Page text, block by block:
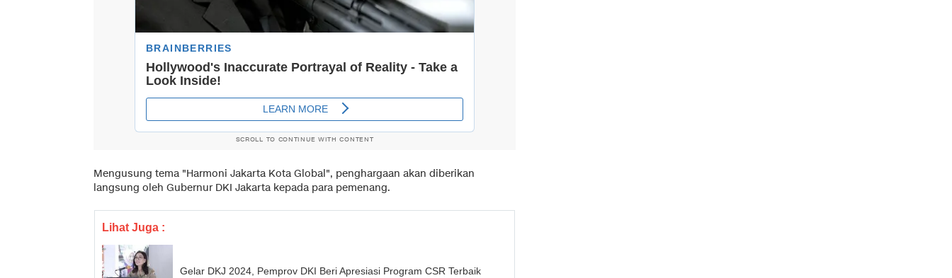
SCROLL TO CONTINUE WITH CONTENT
Mengusung tema "Harmoni Jakarta Kota Global", penghargaan akan diberikan
langsung oleh Gubernur DKI Jakarta kepada para pemenang.
Lihat Juga :
Gelar DKJ 2024, Pemprov DKI Beri Apresiasi Program CSR Terbaik